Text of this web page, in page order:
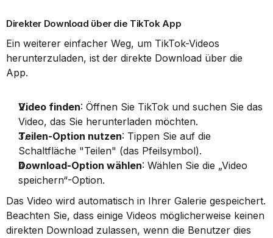
Direkter Download über die TikTok App
Ein weiterer einfacher Weg, um TikTok-Videos
herunterzuladen, ist der direkte Download über die
App.
Video finden: Öffnen Sie TikTok und suchen Sie das
Video, das Sie herunterladen möchten.
Teilen-Option nutzen: Tippen Sie auf die
Schaltfläche "Teilen" (das Pfeilsymbol).
Download-Option wählen: Wählen Sie die „Video
speichern“-Option.
Das Video wird automatisch in Ihrer Galerie gespeichert.
Beachten Sie, dass einige Videos möglicherweise keinen
direkten Download zulassen, wenn die Benutzer dies